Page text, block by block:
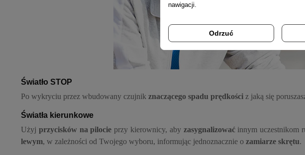
Światło STOP
Po wykryciu przez wbudowany czujnik znaczącego spadu prędkości z jaką się
Światła kierunkowe
Użyj przycisków na pilocie przy kierownicy, aby zasygnalizowaćinnym uczestnikom
lewym, w zależności od Twojego wyboru, informując jednoznacznie o zamiarze skrętu.
nawigacji.
Odrzuć